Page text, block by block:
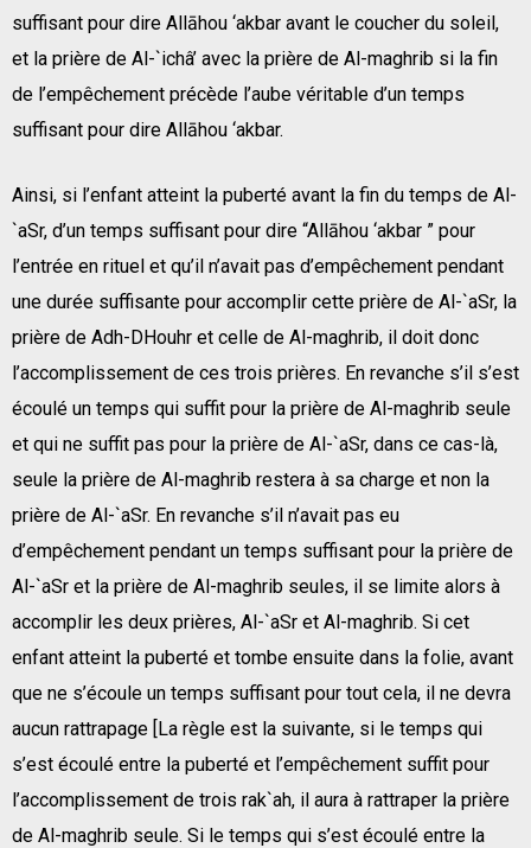
suffisant pour dire Allāhou ‘akbar avant le coucher du soleil,
et la prière de Al-`ichâ’ avec la prière de Al-maghrib si la fin
de l’empêchement précède l’aube véritable d’un temps
suffisant pour dire Allāhou ‘akbar.
Ainsi, si l’enfant atteint la puberté avant la fin du temps de Al-
`aSr, d’un temps suffisant pour dire “Allāhou ‘akbar ” pour
l’entrée en rituel et qu’il n’avait pas d’empêchement pendant
une durée suffisante pour accomplir cette prière de Al-`aSr, la
prière de Adh-DHouhr et celle de Al-maghrib, il doit donc
l’accomplissement de ces trois prières. En revanche s’il s’est
écoulé un temps qui suffit pour la prière de Al-maghrib seule
et qui ne suffit pas pour la prière de Al-`aSr, dans ce cas-là,
seule la prière de Al-maghrib restera à sa charge et non la
prière de Al-`aSr. En revanche s’il n’avait pas eu
d’empêchement pendant un temps suffisant pour la prière de
Al-`aSr et la prière de Al-maghrib seules, il se limite alors à
accomplir les deux prières, Al-`aSr et Al-maghrib. Si cet
enfant atteint la puberté et tombe ensuite dans la folie, avant
que ne s’écoule un temps suffisant pour tout cela, il ne devra
aucun rattrapage [La règle est la suivante, si le temps qui
s’est écoulé entre la puberté et l’empêchement suffit pour
l’accomplissement de trois rak`ah, il aura à rattraper la prière
de Al-maghrib seule. Si le temps qui s’est écoulé entre la